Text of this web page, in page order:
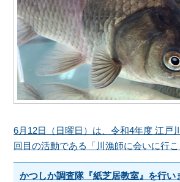
6月12日（日曜日）は、令和4年度 江戸
回目の活動である「川漁師に会いに行
かつしか調査隊『紙芝居教室』を行い